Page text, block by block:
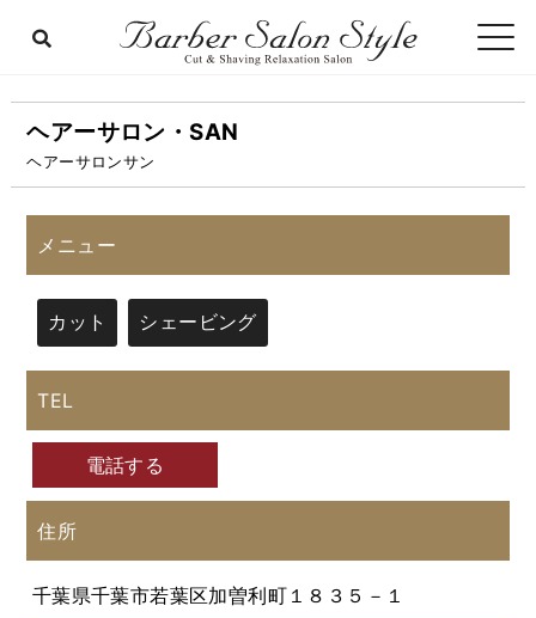
ヘアーサロン・SAN
ヘアーサロンサン
メニュー
カット シェービング
TEL
電話する
住所
千葉県千葉市若葉区加曽利町１８３５－１